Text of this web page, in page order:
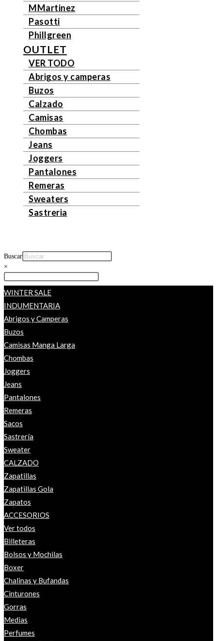
MMartinez
Pasotti
Phillgreen
OUTLET
VER TODO
Abrigos y camperas
Buzos
Calzado
Camisas
Chombas
Jeans
Joggers
Pantalones
Remeras
Sweaters
Sastreria
Buscar
×
WINTER SALE
INDUMENTARIA
Abrigos y Camperas
Buzos
Camisas Manga Larga
Chombas
Joggers
Jeans
Pantalones
Remeras
Sacos
Sastrería
Sweater
CALZADO
Zapatillas
Zapatillas Gola
Zapatos
ACCESORIOS
Ver todos
Billeteras
Bolsos y Mochilas
Boxer
Chalinas y Bufandas
Cinturones
Gorras
Medias
Perfumes